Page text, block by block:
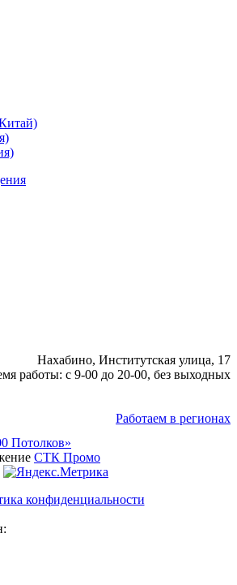
Нахабино, Институтская улица, 17
работы: с 9-00 до 20-00, без выходных
Работаем в регионах
Потолков»
СТК Промо
конфиденциальности